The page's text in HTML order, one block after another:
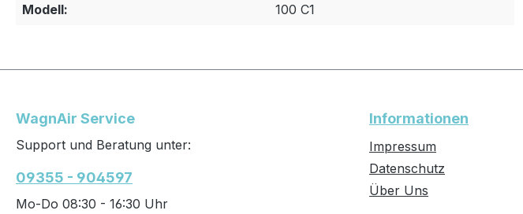
Modell:
100 C1
WagnAir Service
Support und Beratung unter:
09355 - 904597
Mo-Do 08:30 - 16:30 Uhr
Informationen
Impressum
Datenschutz
Über Uns